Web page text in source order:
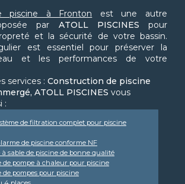
piscine à Fronton est une autre
par ATOLL PISCINES pour
et la sécurité de votre bassin.
est essentiel pour préserver la
et les performances de votre
services : Construction de piscine
ATOLL PISCINES vous
:
de filtration complet pour piscine
de piscine conforme NF
sable de piscine de bonne qualité
de pompe à chaleur pour piscine
de pompes pour piscine